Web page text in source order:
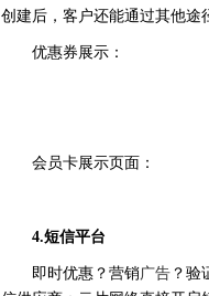
创建后，客户还能通过其他途
优惠券展示：
会员卡展示页面：
4.短信平台
即时优惠？营销广告 ？验